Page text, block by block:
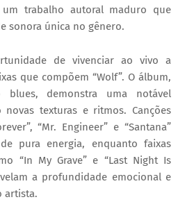
um trabalho autoral maduro que
sonora única no gênero.
de vivenciar ao vivo a
que compõem “Wolf”. O álbum,
blues, demonstra uma notável
novas texturas e ritmos. Canções
“Mr. Engineer” e “Santana”
pura energia, enquanto faixas
“In My Grave” e “Last Night Is
a profundidade emocional e
artista.